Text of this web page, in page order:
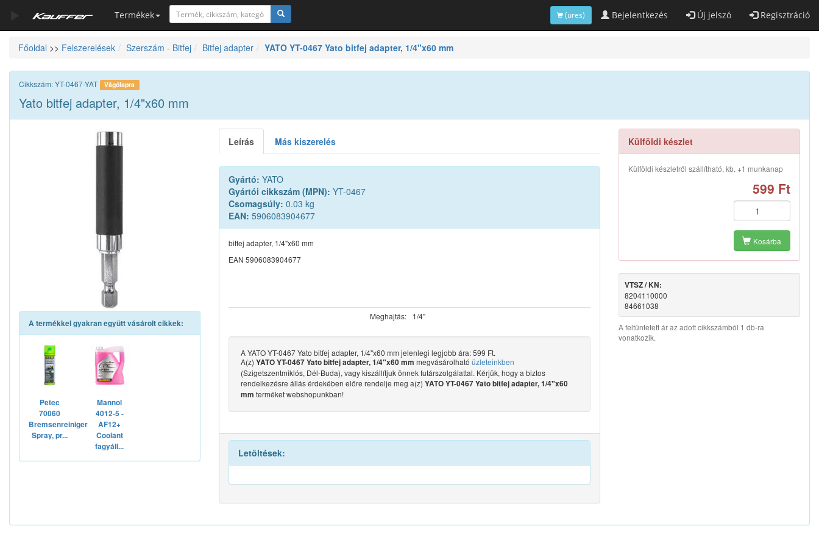
Termékek Bejelentkezés Új jelszó Regisztráció
(üres)
Szerszámkatalógus
Kosár
Alkatrészek
Főoldal >> Felszerelések Szerszám - Bitfej Bitfej adapter YATO YT-0467 Yato bitfej adapter, 1/4"x60 mm
Cikkszám: YT-0467-YAT Vágólapra
Yato bitfej adapter, 1/4"x60 mm
A termékkel gyakran együtt vásárolt cikkek:
Petec
70060
Bremsenreiniger
Spray, pr...
Mannol
4012-5 -
AF12+
Coolant
fagyáll...
Leírás Más kiszerelés
Gyártó: YATO
Gyártói cikkszám (MPN): YT-0467
Csomagsúly: 0.03 kg
EAN: 5906083904677
bitfej adapter, 1/4"x60 mm
EAN 5906083904677
Meghajtás: 1/4"
A YATO YT-0467 Yato bitfej adapter, 1/4"x60 mm jelenlegi legjobb ára: 599 Ft.
A(z) YATO YT-0467 Yato bitfej adapter, 1/4"x60 mm megvásárolható üzleteinkben
(Szigetszentmiklós, Dél-Buda), vagy kiszállítjuk önnek futárszolgálattal. Kérjük, hogy a biztos
rendelkezésre állás érdekében előre rendelje meg a(z) YATO YT-0467 Yato bitfej adapter, 1/4"x60
mm terméket webshopunkban!
Letöltések:
Külföldi készlet
Külföldi készletről szállítható, kb. +1 munkanap
599 Ft
Kosárba
VTSZ / KN:
8204110000
84661038
A feltüntetett ár az adott cikkszámból 1 db-ra
vonatkozik.